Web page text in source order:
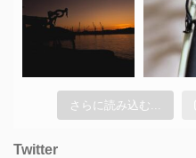
さらに読み込む...
Twitter